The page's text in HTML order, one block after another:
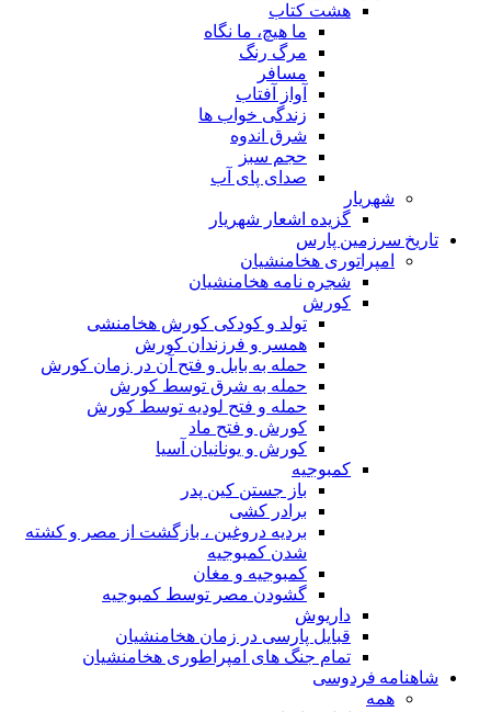
هشت کتاب
ما هیچ، ما نگاه
مرگ رنگ
مسافر
آواز آفتاب
زندگی خواب ها
شرق اندوه
حجم سبز
صدای پای آب
شهریار
گزیده اشعار شهریار
تاریخ سرزمین پارس
امپراتوری هخامنشیان
شجره نامه هخامنشیان
کورش
تولد و کودکی کورش هخامنشی
همسر و فرزندان کورش
حمله به بابل و فتح آن در زمان کورش
حمله به شرق توسط کورش
حمله و فتح لودیه توسط کورش
کورش و فتح ماد
کورش و یونانیان آسیا
کمبوجیه
باز جستن کین پدر
برادر کشی
بردیه دروغین ، بازگشت از مصر و کشته
شدن کمبوجیه
کمبوجیه و مغان
گشودن مصر توسط کمبوجیه
داریوش
قبایل پارسی در زمان هخامنشیان
تمام جنگ های امپراطوری هخامنشیان
شاهنامه فردوسی
همه